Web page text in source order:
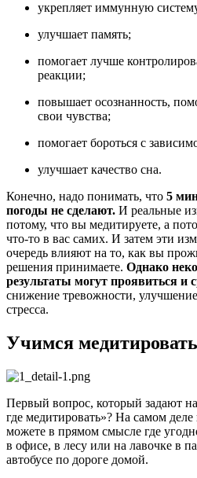
укрепляет иммунную
улучшает память;
помогает лучше
реакции;
повышает осознанность,
свои чувства;
помогает бороться с
улучшает качество сна.
Конечно, надо понимать, что 5
погоды не сделают. И реальные
потому, что вы медитируете, а
что-то в вас самих. И затем эти
очередь влияют на то, как вы
решения принимаете. Однако
результаты могут проявиться и
снижение тревожности,
стресса.
Учимся медитировать
Первый вопрос, который задают
где медитировать»? На самом
можете в прямом смысле где
в офисе, в лесу или на лавочке в
автобусе по дороге домой.